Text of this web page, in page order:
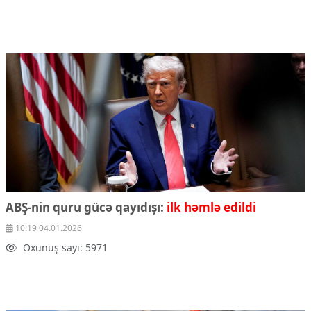
Ailə və uşaq
Turizm
İqtisadiyyat
İqtisadi xəbərlər
Energetika
Neft-qaz
Əmək və sosial siyasət
Kənd təsərrüfatı
Telekommunikasiya və nəqliyyat
COP29
Cəmiyyət
ABŞ-nin quru gücə qayıdıșı: ilk həmlə edildi
10:19 04.01.2026
Oxunuş sayı: 5971